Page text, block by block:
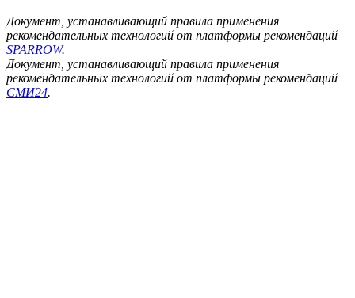
Документ, устанавливающий правила применения
рекомендательных технологий от платформы рекомендаций
SPARROW.
Документ, устанавливающий правила применения
рекомендательных технологий от платформы рекомендаций
СМИ24.